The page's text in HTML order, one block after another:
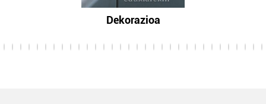
Dekorazioa